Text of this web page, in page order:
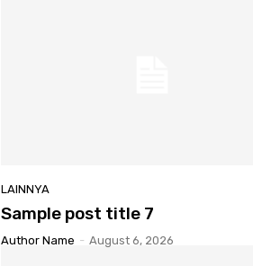
LAINNYA
Sample post title 7
Author Name - August 6, 2026